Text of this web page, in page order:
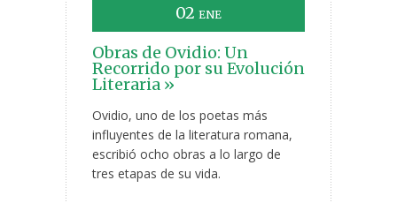
02 ENE
Obras de Ovidio: Un
Recorrido por su Evolución
Literaria »
Ovidio, uno de los poetas más
influyentes de la literatura romana,
escribió ocho obras a lo largo de
tres etapas de su vida.